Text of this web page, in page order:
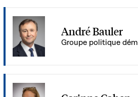
André Bauler
Groupe politique